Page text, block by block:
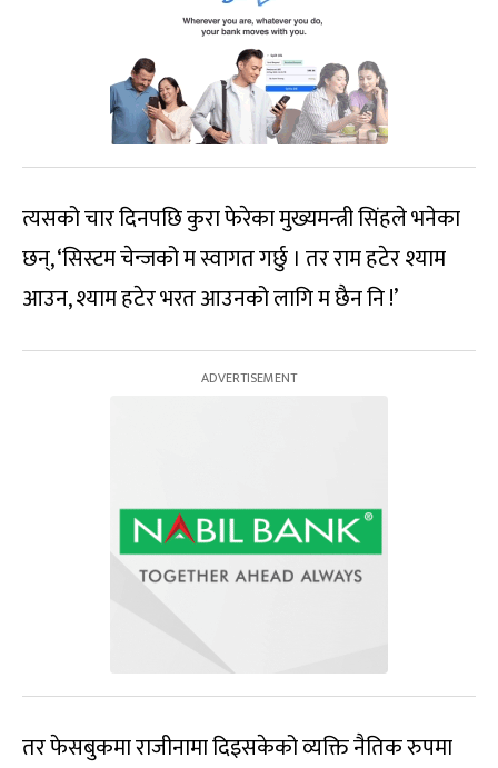
त्यसको चार दिनपछि कुरा फेरेका मुख्यमन्त्री सिंहले भनेका
छन्, ‘सिस्टम चेन्जको म स्वागत गर्छु । तर राम हटेर श्याम
आउन, श्याम हटेर भरत आउनको लागि म छैन नि !’
तर फेसबुकमा राजीनामा दिइसकेको व्यक्ति नैतिक रुपमा